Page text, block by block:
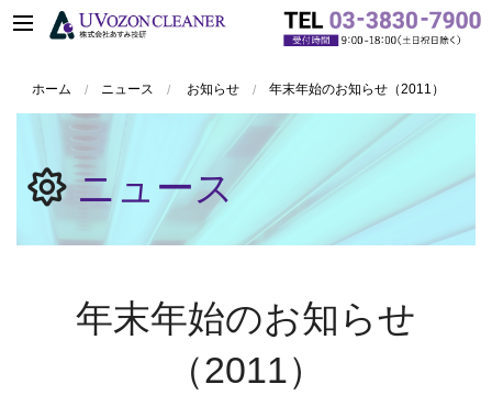
ホーム ニュース お知らせ 年末年始のお知らせ（2011）
ニュース
年末年始のお知らせ
（2011）